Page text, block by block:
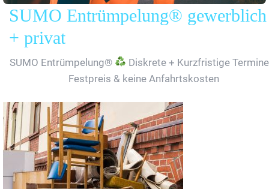
SUMO Entrümpelung® gewerblich
+ privat
SUMO Entrümpelung®
Diskrete + Kurzfristige
Festpreis & keine Anfahrtskosten